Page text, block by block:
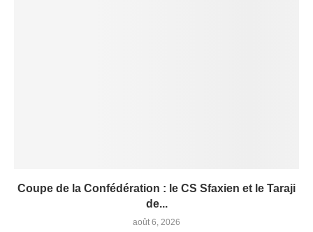
Coupe de la Confédération : le CS Sfaxien et le Taraji
de...
août 6, 2026